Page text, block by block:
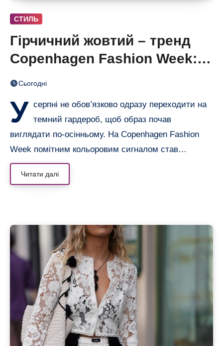
СТИЛЬ
Гірчичний жовтий – тренд
Copenhagen Fashion Week: 6
образів, що переводять літо
Сьогодні
У серпні не обов’язково одразу переходити на
темний гардероб, щоб образ почав
виглядати по-осінньому. На Copenhagen Fashion
Week помітним кольоровим сигналом став…
Читати далі